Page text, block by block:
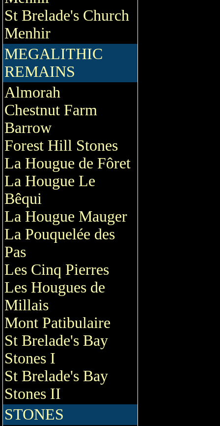
St Brelade's Church
Menhir
MEGALITHIC
REMAINS
Almorah
Chestnut Farm
Barrow
Forest Hill Stones
La Hougue de Fôret
La Hougue Le
Bêqui
La Hougue Mauger
La Pouquelée des
Pas
Les Cinq Pierres
Les Hougues de
Millais
Mont Patibulaire
St Brelade's Bay
Stones I
St Brelade's Bay
Stones II
STONES